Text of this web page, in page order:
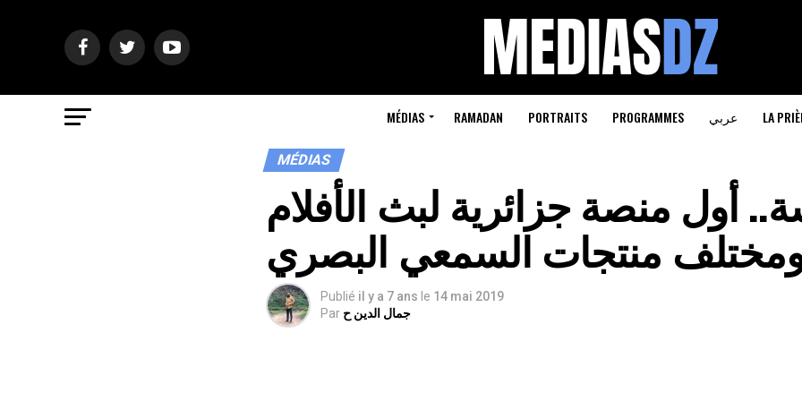
MÉDIAS RAMADAN PORTRAITS PROGRAMMES عربي LA
MÉDIAS
أول منصة جزائرية لبث الأفلام
منتجات السمعي البصري
Publié il y a 7 ans le 14 mai 2019
Par جمال الدين ح